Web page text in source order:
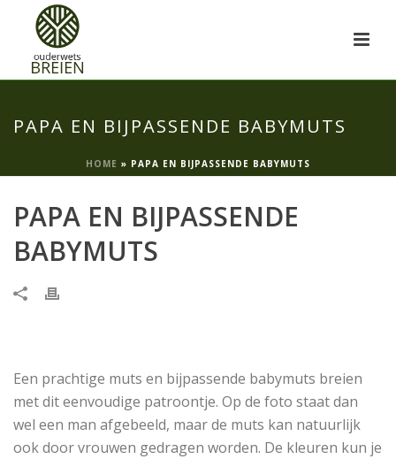
PAPA EN BIJPASSENDE BABYMUTS
HOME » PAPA EN BIJPASSENDE BABYMUTS
PAPA EN BIJPASSENDE
BABYMUTS
Een prachtige muts en bijpassende babymuts breien
met dit eenvoudige patroontje. Op de foto staat dan
wel een man afgebeeld, maar de muts kan natuurlijk
ook door vrouwen gedragen worden. De kleuren kun je